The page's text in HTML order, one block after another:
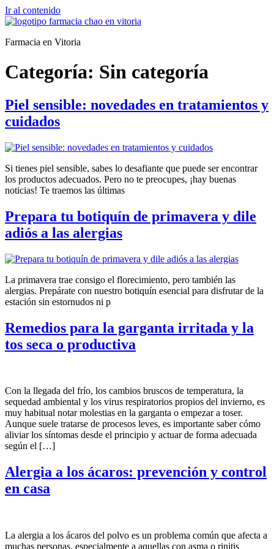
Ir al contenido
Farmacia en Vitoria
Categoría: Sin categoría
Piel sensible: novedades en tratamientos y
cuidados
Si tienes piel sensible, sabes lo desafiante que puede ser encontrar
los productos adecuados. Pero no te preocupes, ¡hay buenas
noticias! Te traemos las últimas
Prepara tu botiquín de primavera y dile
adiós a las alergias
La primavera trae consigo el florecimiento, pero también las
alergias. Prepárate con nuestro botiquín esencial para disfrutar de la
estación sin estornudos ni p
Remedios para la garganta irritada y la
tos seca o productiva
Con la llegada del frío, los cambios bruscos de temperatura, la
sequedad ambiental y los virus respiratorios propios del invierno, es
muy habitual notar molestias en la garganta o empezar a toser.
Aunque suele tratarse de procesos leves, es importante saber cómo
aliviar los síntomas desde el principio y actuar de forma adecuada
según el […]
Alergia a los ácaros: prevención y control
en casa
La alergia a los ácaros del polvo es un problema común que afecta a
muchas personas, especialmente a aquellas con asma o rinitis